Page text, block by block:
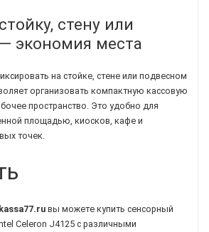
стену или
экономия места
на стойке, стене или подвесном
организовать компактную кассовую
пространство. Это удобно для
площадью, киосков, кафе и
точек.
kassa77.ru вы можете купить сенсорный
Celeron J4125 с различными